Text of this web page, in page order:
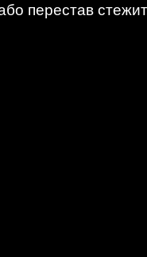
перестав